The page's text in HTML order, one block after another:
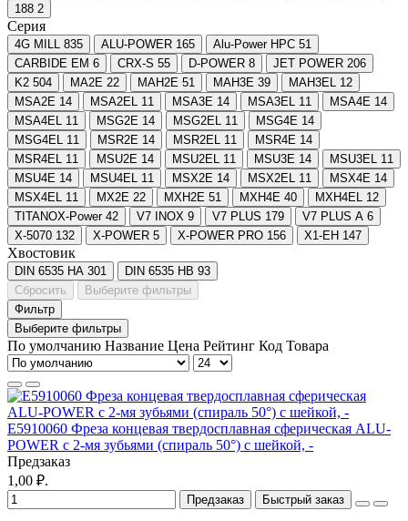
188 2
Серия
4G MILL 835 ALU-POWER 165 Alu-Power HPC 51
CARBIDE EM 6 CRX-S 55 D-POWER 8 JET POWER 206
K2 504 MA2E 22 MAН2E 51 MAН3E 39 MAН3EL
12
MSA2E 14 MSA2EL 11 MSA3E 14 MSA3EL 11 MSA4E 14
MSA4EL
11 MSG2E 14 MSG2EL 11 MSG4E 14
MSG4EL
11 MSR2E 14 MSR2EL 11 MSR4E 14
MSR4EL
11 MSU2E 14 MSU2EL 11 MSU3E 14 MSU3EL
11
MSU4E 14 MSU4EL 11 MSX2E 14 MSX2EL 11 MSX4E 14
MSX4EL
11 MX2E 22 MXН2E 51 MXН4E 40 MXН4EL
12
TITANOX-Power 42 V7 INOX 9 V7 PLUS 179 V7 PLUS A 6
X-5070 132 X-POWER 5 X-POWER PRO 156 X1-EH 147
Хвостовик
DIN 6535 HA 301 DIN 6535 HB 93
Сбросить
Выберите фильтры
Фильтр
Выберите фильтры
По умолчанию Название Цена Рейтинг Код Товара
E5910060 Фреза концевая твердосплавная cферическая ALU-
POWER с 2-мя зубьями (спираль 50°) с шейкой, -
Предзаказ
1,00 ₽.
Предзаказ Быстрый заказ